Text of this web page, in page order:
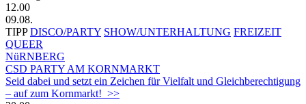
12.00
09.08.
TIPP DISCO/PARTY SHOW/UNTERHALTUNG FREIZEIT
QUEER
NüRNBERG
CSD PARTY AM KORNMARKT
Seid dabei und setzt ein Zeichen für Vielfalt und Gleichberechtigung
– auf zum Kornmarkt! >>